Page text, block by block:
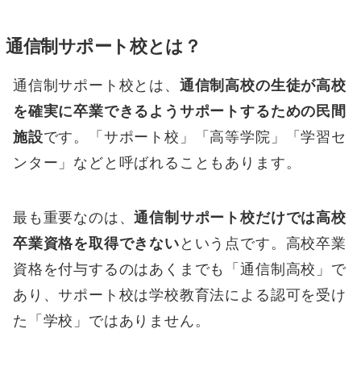
通信制サポート校とは？
通信制サポート校とは、 通信制高校の生徒が高校
を確実に卒業できるようサポートするための民間
施設です。「サポート校」「高等学院」「学習セ
ンター」などと呼ばれることもあります。
最も重要なのは、通信制サポート校だけでは高校
卒業資格を取得できない という点です。高校卒業
資格を付与するのはあくまでも「通信制高校」で
あり、サポート校は学校教育法による認可を受け
た「学校」ではありません。